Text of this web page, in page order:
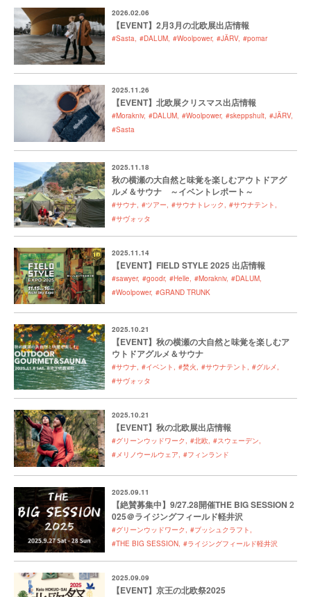
2026.02.06
【EVENT】2月3月の北欧展出店情報
#Sasta #DALUM #Woolpower #JÄRV #pomar
2025.11.26
【EVENT】北欧展クリスマス出店情報
#Morakniv #DALUM #Woolpower #skeppshult #JÄRV
#Sasta
2025.11.18
秋の横瀬の大自然と味覚を楽しむアウトドアグ
ルメ＆サウナ ～イベントレポート～
#サウナ #ツアー #サウナトレック
#サウナテント
#サヴォッタ
2025.11.14
【EVENT】FIELD STYLE 2025 出店情報
#sawyer #goodr #Helle #Morakniv #DALUM
#Woolpower #GRAND TRUNK
2025.10.21
【EVENT】秋の横瀬の大自然と味覚を楽しむア
ウトドアグルメ＆サウナ
#サウナ #イベント #焚火 #サウナテント
#グルメ
#サヴォッタ
2025.10.21
【EVENT】秋の北欧展出店情報
#グリーンウッドワーク #北欧 #スウェーデン
#メリノウールウェア #フィンランド
2025.09.11
【絶賛募集中】9/27.28開催THE BIG SESSION 2
025＠ライジングフィールド軽井沢
#グリーンウッドワーク
#ブッシュクラフト
#THE BIG SESSION #ライジングフィールド軽井沢
2025.09.09
【EVENT】京王の北欧祭2025